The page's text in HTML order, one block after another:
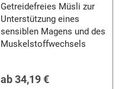
Getreidefreies Müsli zur
Unterstützung eines
sensiblen Magens und des
Muskelstoffwechsels
ab34,19 €